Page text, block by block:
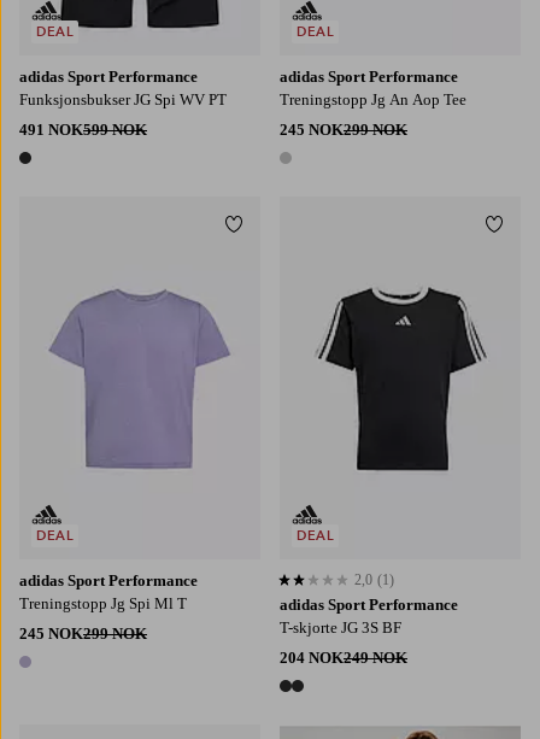
adidas Sport Performance
Funksjonsbukser JG Spi WV PT
491 NOK599 NOK
1 farge
DEAL
adidas Sport Performance
Treningstopp Jg An Aop Tee
245 NOK299 NOK
1 farge
DEAL
adidas Sport Performance
Treningstopp Jg Spi Ml T
245 NOK299 NOK
1 farge
DEAL
Legg til favoritter
adidas Sport Performance
T-skjorte JG 3S BF
204 NOK249 NOK
2 farger
2,0 basert på 1 karaktergivninger
2,0 (1)
DEAL